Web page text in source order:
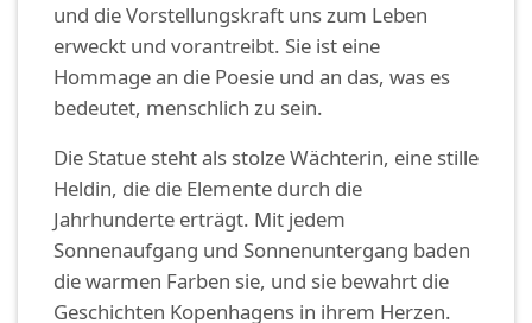
und die Vorstellungskraft uns zum Leben
erweckt und vorantreibt. Sie ist eine
Hommage an die Poesie und an das, was es
bedeutet, menschlich zu sein.
Die Statue steht als stolze Wächterin, eine stille
Heldin, die die Elemente durch die
Jahrhunderte erträgt. Mit jedem
Sonnenaufgang und Sonnenuntergang baden
die warmen Farben sie, und sie bewahrt die
Geschichten Kopenhagens in ihrem Herzen.